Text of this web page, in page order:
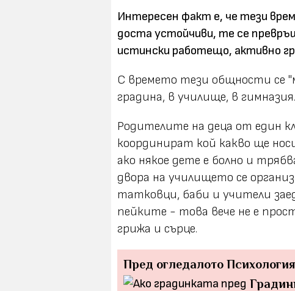
Интересен факт е, че тези
доста устойчиви, те се
истински работещо, активно
С времето тези общности се
градина, в училище, в
Родителите на деца от един
координират кой какво ще
ако някое дете е болно и
двора на училището се
татковци, баби и учители
пейките - това вече не е
грижа и сърце.
Пред огледалото Психология